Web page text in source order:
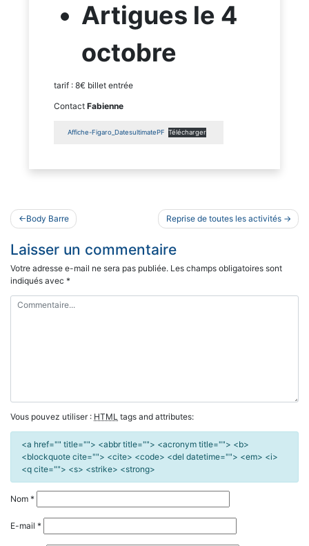
Artigues le 4
octobre
tarif : 8€ billet entrée
Contact Fabienne
Affiche-Figaro_DatesultimatePF Télécharger
Navigation
de
l’article
Body Barre Reprise de toutes les activités
Laisser un commentaire
Votre adresse e-mail ne sera pas publiée. Les champs obligatoires sont
indiqués avec *
Vous pouvez utiliser : HTML tags and attributes:
<a href="" title=""> <abbr title=""> <acronym title=""> <b>
<blockquote cite=""> <cite> <code> <del datetime=""> <em> <i>
<q cite=""> <s> <strike> <strong>
Nom *
E-mail *